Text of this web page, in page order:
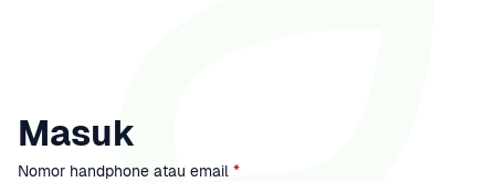
Masuk
Nomor handphone atau email *